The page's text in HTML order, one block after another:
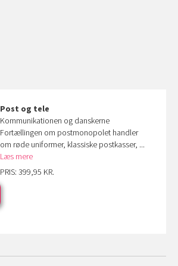
Post og tele
Kommunikationen og danskerne
Fortællingen om postmonopolet handler
om røde uniformer, klassiske postkasser, ...
Læs mere
PRIS: 399,95 KR.